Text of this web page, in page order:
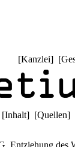
[Kanzlei] [
Inhalt] [Quellen]
Entziehung des